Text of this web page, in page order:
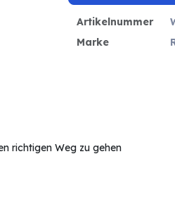
Artikelnummer
Marke
richtigen Weg zu gehen